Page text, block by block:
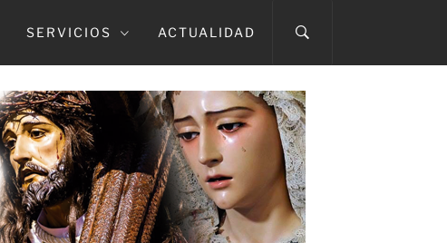
SERVICIOS ACTUALIDAD